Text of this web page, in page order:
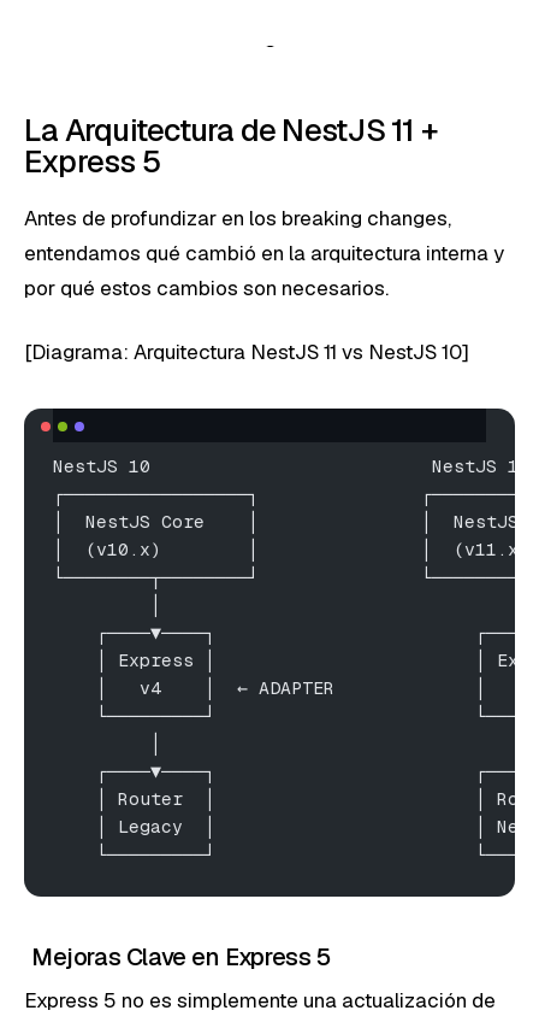
La Arquitectura de NestJS 11 +
Express 5
Antes de profundizar en los breaking changes,
entendamos qué cambió en la arquitectura interna y
por qué estos cambios son necesarios.
[Diagrama: Arquitectura NestJS 11 vs NestJS 10]
NestJS 10                          NestJS 11
┌─────────────────┐
│  NestJS Core    │               │  NestJS
│  (v10.x)        │               │
└────────┬────────┘
┌────▼────┐
│ Express │                        │
│   v4    │  ← ADAPTER             │
└─────────┘
┌────▼────┐
│ Router  │                        │
│ Legacy  │                        │ New
└─────────┘
Mejoras Clave en Express 5
Express 5 no es simplemente una actualización de